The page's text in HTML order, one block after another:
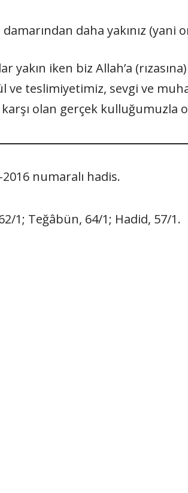
daha yakınız (yani
yakın iken biz Allah’a
ve teslimiyetimiz, sevgi ve
karşı olan gerçek kulluğumuzla
numaralı hadis.
1; Teğâbün, 64/1; Hadid, 57/1.